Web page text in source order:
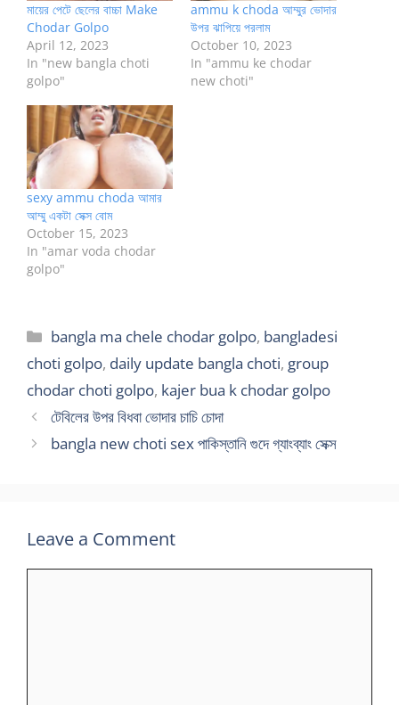
মায়ের পেটে ছেলের বাচ্চা Make
Chodar Golpo
April 12, 2023
In "new bangla choti
golpo"
ammu k choda আম্মুর ভোদার
উপর ঝাপিয়ে পরলাম
October 10, 2023
In "ammu ke chodar
new choti"
sexy ammu choda আমার
আম্মু একটা সেক্স বোম
October 15, 2023
In "amar voda chodar
golpo"
Categories
bangla ma chele chodar golpo, bangladesi
choti golpo, daily update bangla choti, group
chodar choti golpo, kajer bua k chodar golpo
টেবিলের উপর বিধবা ভোদার চাচি চোদা
bangla new choti sex পাকিস্তানি গুদে গ্যাংব্যাং সেক্স
Leave a Comment